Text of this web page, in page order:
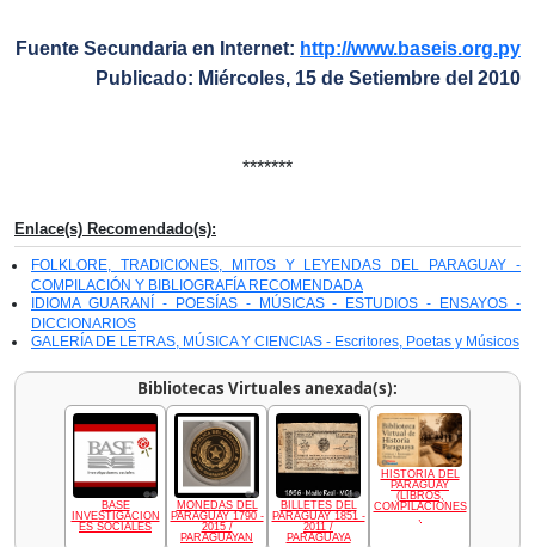
Fuente Secundaria en Internet: http://www.baseis.org.py
Publicado: Miércoles, 15 de Setiembre del 2010
*******
Enlace(s) Recomendado(s):
FOLKLORE, TRADICIONES, MITOS Y LEYENDAS DEL PARAGUAY -
COMPILACIÓN Y BIBLIOGRAFÍA RECOMENDADA
IDIOMA GUARANÍ - POESÍAS - MÚSICAS - ESTUDIOS - ENSAYOS -
DICCIONARIOS
GALERÍA DE LETRAS, MÚSICA Y CIENCIAS - Escritores, Poetas y Músicos
Bibliotecas Virtuales anexada(s):
BASE
INVESTIGACION
ES SOCIALES
MONEDAS DEL
PARAGUAY 1790 -
2015 /
PARAGUAYAN
BILLETES DEL
PARAGUAY 1851 -
2011 /
PARAGUAYA
HISTORIA DEL
PARAGUAY
(LIBROS,
COMPILACIONES